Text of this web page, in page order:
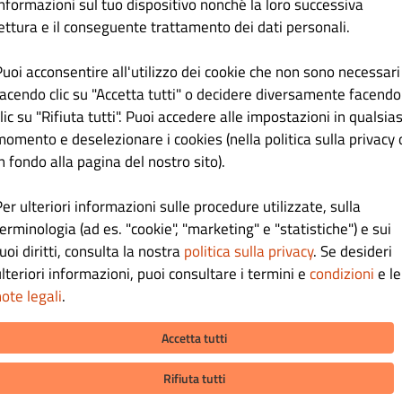
Tienimi aggiornato con le offerte via e-mail.
clic su “Registrati” accetti iTermini e condizionie la Politica sulla
stabiliti per questo sito.
Registrati
Accedi
e il conseguente trattamento dei dati personali.
acconsentire all'utilizzo dei cookie che non sono necessari
clic su "Accetta tutti" o decidere diversamente facendo
su "Rifiuta tutti". Puoi accedere alle impostazioni in
e deselezionare i cookies (nella politica sulla privacy
fondo alla pagina del nostro sito).
ulteriori informazioni sulle procedure utilizzate, sulla
(ad es. "cookie", "marketing" e "statistiche") e sui
diritti, consulta la nostrapolitica sulla privacy. Se desideri
informazioni, puoi consultare i termini econdizionie le
legali.
Accetta tutti
Rifiuta tutti